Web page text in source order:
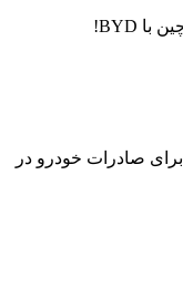
برنامه جاه‌طلبانه BYD برای صادرات خودرو در